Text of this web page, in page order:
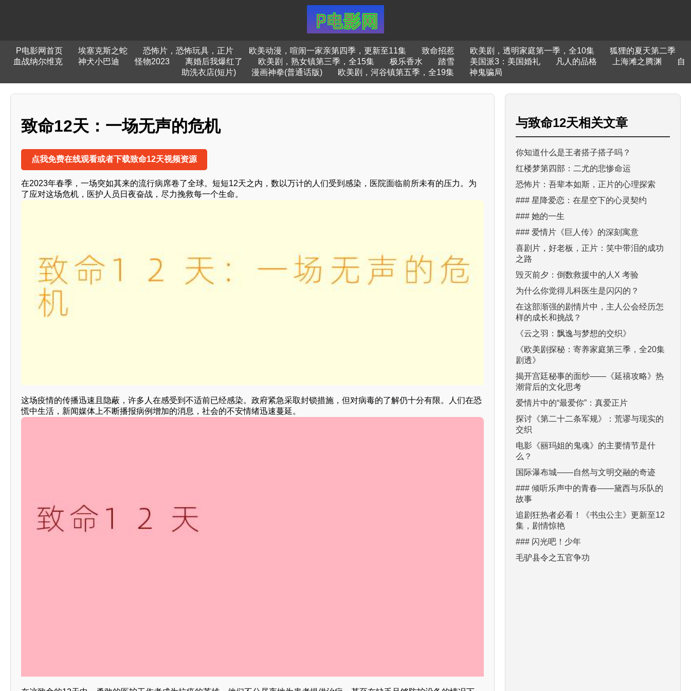
P电影网首页 埃塞克斯之蛇 恐怖片，恐怖玩具，正片 欧美动漫，喧闹一家亲第四季，更新至11集 致命招惹 欧美剧，透明家庭第一季，全10集
狐狸的夏天第二季
血战纳尔维克
神犬小巴迪 怪物2023 离婚后我爆红了 欧美剧，熟女镇第三季，全15集 极乐香水 踏雪 美国派3：美国婚礼 凡人的品格 上海滩之腾渊
自
助洗衣店(短片)
漫画神拳(普通话版) 欧美剧，河谷镇第五季，全19集 神鬼骗局
致命12天：一场无声的危机
点我免费在线观看或者下载致命12天视频资源
在2023年春季，一场突如其来的流行病席卷了全球。短短12天之内，数以万计的人们受到感染，医院面临前所未有的压力。为
了应对这场危机，医护人员日夜奋战，尽力挽救每一个生命。
这场疫情的传播迅速且隐蔽，许多人在感受到不适前已经感染。政府紧急采取封锁措施，但对病毒的了解仍十分有限。人们在恐
慌中生活，新闻媒体上不断播报病例增加的消息，社会的不安情绪迅速蔓延。
与致命12天相关文章
你知道什么是王者搭子搭子吗？
红楼梦第四部：二尤的悲惨命运
恐怖片：吾辈本如斯，正片的心理探索
### 星降爱恋：在星空下的心灵契约
### 她的一生
### 爱情片《巨人传》的深刻寓意
喜剧片，好老板，正片：笑中带泪的成功
之路
毁灭前夕：倒数救援中的人X 考验
为什么你觉得儿科医生是闪闪的？
在这部渐强的剧情片中，主人公会经历怎
样的成长和挑战？
《云之羽：飘逸与梦想的交织》
《欧美剧探秘：寄养家庭第三季，全20集
剧透》
揭开宫廷秘事的面纱——《延禧攻略》热
潮背后的文化思考
爱情片中的“最爱你”：真爱正片
探讨《第二十二条军规》：荒谬与现实的
交织
电影《丽玛姐的鬼魂》的主要情节是什
么？
国际瀑布城——自然与文明交融的奇迹
### 倾听乐声中的青春——黛西与乐队的
故事
追剧狂热者必看！《书虫公主》更新至12
集，剧情惊艳
### 闪光吧！少年
毛驴县令之五官争功